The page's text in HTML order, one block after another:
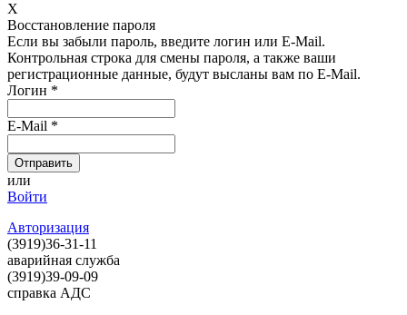
X
Восстановление пароля
Если вы забыли пароль, введите логин или E-Mail.
Контрольная строка для смены пароля, а также ваши
регистрационные данные, будут высланы вам по E-Mail.
Логин *
E-Mail *
или
Войти
Авторизация
(3919)36-31-11
аварийная служба
(3919)39-09-09
справка АДС